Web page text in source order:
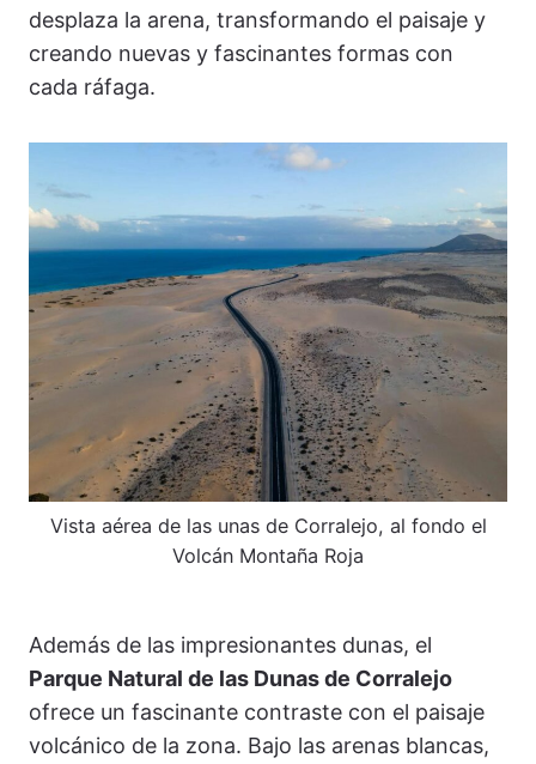
desplaza la arena, transformando el paisaje y
creando nuevas y fascinantes formas con
cada ráfaga.
Vista aérea de las unas de Corralejo, al fondo el
Volcán Montaña Roja
Además de las impresionantes dunas, el
Parque Natural de las Dunas de Corralejo
ofrece un fascinante contraste con el paisaje
volcánico de la zona. Bajo las arenas blancas,